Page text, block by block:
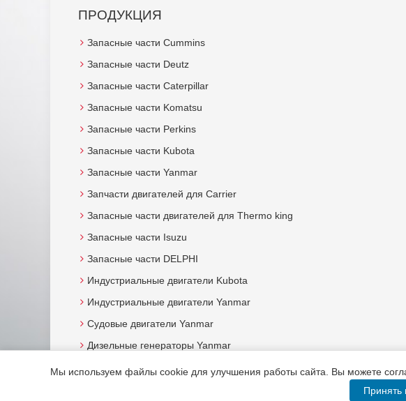
ПРОДУКЦИЯ
Запасные части Cummins
Запасные части Deutz
Запасные части Caterpillar
Запасные части Komatsu
Запасные части Perkins
Запасные части Kubota
Запасные части Yanmar
Запчасти двигателей для Carrier
Запасные части двигателей для Thermo king
Запасные части Isuzu
Запасные части DELPHI
Индустриальные двигатели Kubota
Индустриальные двигатели Yanmar
Судовые двигатели Yanmar
Дизельные генераторы Yanmar
Мы используем файлы cookie для улучшения работы сайта. Вы можете
Принять